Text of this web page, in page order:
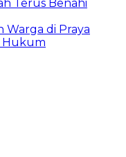
Terus Benahi
Warga di Praya
Hukum